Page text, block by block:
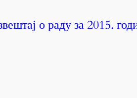
о раду за 2015.